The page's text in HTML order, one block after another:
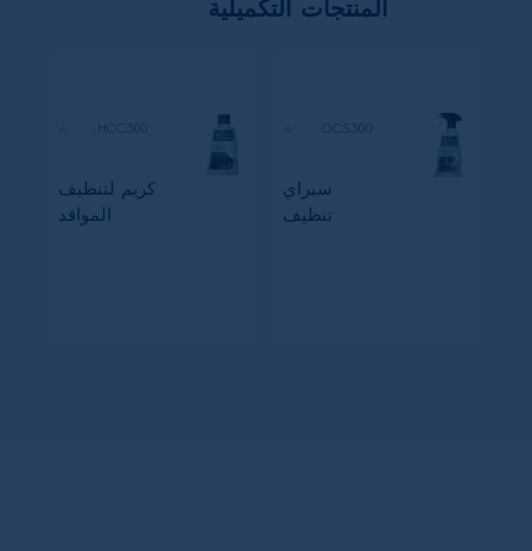
المنتجات التكميلية
سبراي
تنظيف
كريم لتنظيف
المواقد